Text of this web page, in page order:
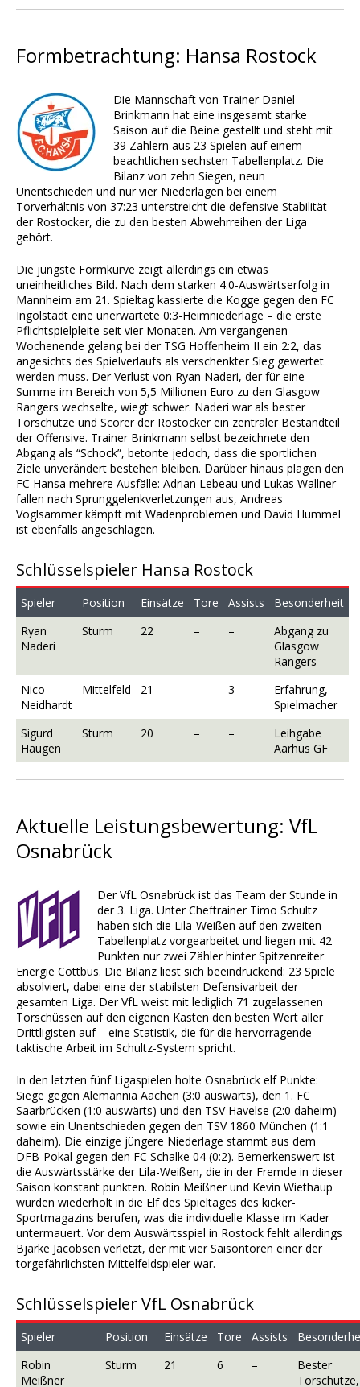
Formbetrachtung: Hansa Rostock
Die Mannschaft von Trainer Daniel
Brinkmann hat eine insgesamt starke
Saison auf die Beine gestellt und steht mit
39 Zählern aus 23 Spielen auf einem
beachtlichen sechsten Tabellenplatz. Die
Bilanz von zehn Siegen, neun
Unentschieden und nur vier Niederlagen bei einem
Torverhältnis von 37:23 unterstreicht die defensive Stabilität
der Rostocker, die zu den besten Abwehrreihen der Liga
gehört.
Die jüngste Formkurve zeigt allerdings ein etwas
uneinheitliches Bild. Nach dem starken 4:0-Auswärtserfolg in
Mannheim am 21. Spieltag kassierte die Kogge gegen den FC
Ingolstadt eine unerwartete 0:3-Heimniederlage – die erste
Pflichtspielpleite seit vier Monaten. Am vergangenen
Wochenende gelang bei der TSG Hoffenheim II ein 2:2, das
angesichts des Spielverlaufs als verschenkter Sieg gewertet
werden muss. Der Verlust von Ryan Naderi, der für eine
Summe im Bereich von 5,5 Millionen Euro zu den Glasgow
Rangers wechselte, wiegt schwer. Naderi war als bester
Torschütze und Scorer der Rostocker ein zentraler Bestandteil
der Offensive. Trainer Brinkmann selbst bezeichnete den
Abgang als “Schock”, betonte jedoch, dass die sportlichen
Ziele unverändert bestehen bleiben. Darüber hinaus plagen den
FC Hansa mehrere Ausfälle: Adrian Lebeau und Lukas Wallner
fallen nach Sprunggelenkverletzungen aus, Andreas
Voglsammer kämpft mit Wadenproblemen und David Hummel
ist ebenfalls angeschlagen.
Schlüsselspieler Hansa Rostock
Spieler Position Einsätze Tore Assists
Besonderheit
Ryan
Naderi
Sturm 22 – –
Abgang zu
Glasgow
Rangers
Nico
Neidhardt
Mittelfeld 21 – 3
Erfahrung,
Spielmacher
Sigurd
Haugen
Sturm 20 – –
Leihgabe
Aarhus GF
Aktuelle Leistungsbewertung: VfL
Osnabrück
Der VfL Osnabrück ist das Team der Stunde in
der 3. Liga. Unter Cheftrainer Timo Schultz
haben sich die Lila-Weißen auf den zweiten
Tabellenplatz vorgearbeitet und liegen mit 42
Punkten nur zwei Zähler hinter Spitzenreiter
Energie Cottbus. Die Bilanz liest sich beeindruckend: 23 Spiele
absolviert, dabei eine der stabilsten Defensivarbeit der
gesamten Liga. Der VfL weist mit lediglich 71 zugelassenen
Torschüssen auf den eigenen Kasten den besten Wert aller
Drittligisten auf – eine Statistik, die für die hervorragende
taktische Arbeit im Schultz-System spricht.
In den letzten fünf Ligaspielen holte Osnabrück elf Punkte:
Siege gegen Alemannia Aachen (3:0 auswärts), den 1. FC
Saarbrücken (1:0 auswärts) und den TSV Havelse (2:0 daheim)
sowie ein Unentschieden gegen den TSV 1860 München (1:1
daheim). Die einzige jüngere Niederlage stammt aus dem
DFB-Pokal gegen den FC Schalke 04 (0:2). Bemerkenswert ist
die Auswärtsstärke der Lila-Weißen, die in der Fremde in dieser
Saison konstant punkten. Robin Meißner und Kevin Wiethaup
wurden wiederholt in die Elf des Spieltages des kicker-
Sportmagazins berufen, was die individuelle Klasse im Kader
untermauert. Vor dem Auswärtsspiel in Rostock fehlt allerdings
Bjarke Jacobsen verletzt, der mit vier Saisontoren einer der
torgefährlichsten Mittelfeldspieler war.
Schlüsselspieler VfL Osnabrück
Spieler Position Einsätze Tore Assists
Robin
Meißner
Sturm 21 6 –
Bester
Torschütze,